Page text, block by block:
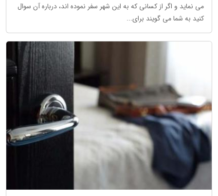
می نماید و اگر از کسانی که به این شهر سفر نموده اند، درباره آن سوال
کنید به شما می گویند برای...